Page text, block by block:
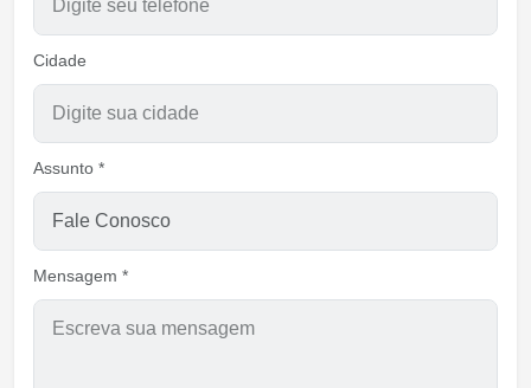
Cidade
Assunto *
Mensagem *